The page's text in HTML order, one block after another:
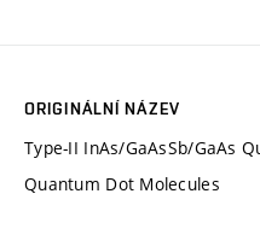
ORIGINÁLNÍ NÁZEV
Type-II InAs/GaAsSb/GaAs
Quantum Dot Molecules